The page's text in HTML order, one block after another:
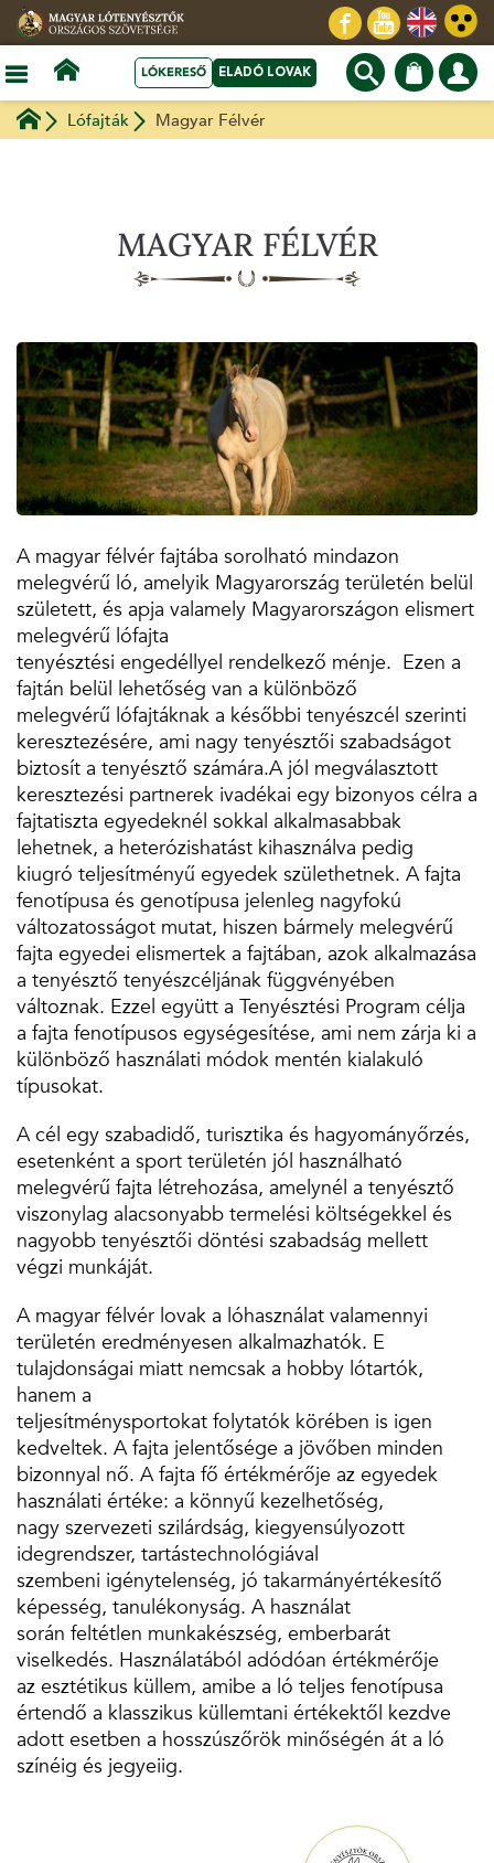
LÓKERESŐ ELADÓ LOVAK
Lófajták Magyar Félvér
MAGYAR FÉLVÉR
A magyar félvér fajtába sorolható mindazon
melegvérű ló, amelyik Magyarország területén belül
született, és apja valamely Magyarországon elismert
melegvérű lófajta
tenyésztési engedéllyel rendelkező ménje. Ezen a
fajtán belül lehetőség van a különböző
melegvérű lófajtáknak a későbbi tenyészcél szerinti
keresztezésére, ami nagy tenyésztői szabadságot
biztosít a tenyésztő számára.A jól megválasztott
keresztezési partnerek ivadékai egy bizonyos célra a
fajtatiszta egyedeknél sokkal alkalmasabbak
lehetnek, a heterózishatást kihasználva pedig
kiugró teljesítményű egyedek születhetnek. A fajta
fenotípusa és genotípusa jelenleg nagyfokú
változatosságot mutat, hiszen bármely melegvérű
fajta egyedei elismertek a fajtában, azok alkalmazása
a tenyésztő tenyészcéljának függvényében
változnak. Ezzel együtt a Tenyésztési Program célja
a fajta fenotípusos egységesítése, ami nem zárja ki a
különböző használati módok mentén kialakuló
típusokat.
A cél egy szabadidő, turisztika és hagyományőrzés,
esetenként a sport területén jól használható
melegvérű fajta létrehozása, amelynél a tenyésztő
viszonylag alacsonyabb termelési költségekkel és
nagyobb tenyésztői döntési szabadság mellett
végzi munkáját.
A magyar félvér lovak a lóhasználat valamennyi
területén eredményesen alkalmazhatók. E
tulajdonságai miatt nemcsak a hobby lótartók,
hanem a
teljesítménysportokat folytatók körében is igen
kedveltek. A fajta jelentősége a jövőben minden
bizonnyal nő. A fajta fő értékmérője az egyedek
használati értéke: a könnyű kezelhetőség,
nagy szervezeti szilárdság, kiegyensúlyozott
idegrendszer, tartástechnológiával
szembeni igénytelenség, jó takarmányértékesítő
képesség, tanulékonyság. A használat
során feltétlen munkakészség, emberbarát
viselkedés. Használatából adódóan értékmérője
az esztétikus küllem, amibe a ló teljes fenotípusa
értendő a klasszikus küllemtani értékektől kezdve
adott esetben a hosszúszőrök minőségén át a ló
színéig és jegyeiig.